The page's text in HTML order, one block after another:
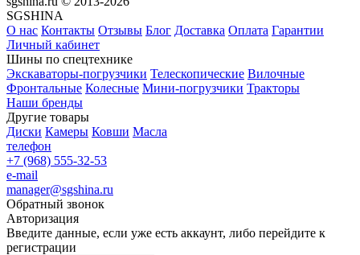
SGSHINA
О нас Контакты Отзывы Блог Доставка Оплата Гарантии
Личный кабинет
Шины по спецтехнике
Экскаваторы-погрузчики Телескопические Вилочные
Фронтальные Колесные Мини-погрузчики Тракторы
Наши бренды
Другие товары
Диски Камеры Ковши Масла
телефон
+7 (968) 555-32-53
e-mail
manager@sgshina.ru
Обратный звонок
Авторизация
Введите данные, если уже есть аккаунт, либо перейдите к
регистрации